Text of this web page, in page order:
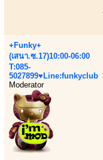
+Funky+
(เสนา.ซ.17)10:00-06:00
T:085-
5027899♥Line:funkyclub
Moderator